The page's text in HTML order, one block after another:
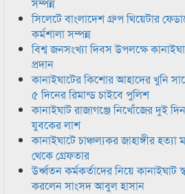
সিলেটে বাংলাদেশ গ্রুপ থিয়েটার
কর্মশালা সম্পন্ন
বিশ্ব জনসংখ্যা দিবস উপলক্ষে
প্রদান
কানাইঘাটের কিশোর আহাদের খুনি
৫ দিনের রিমান্ড চাইবে পুলিশ
কানাইঘাট রাজাগঞ্জে নিখোঁজের দুই
যুবকের লাশ
কানাইঘাটে চাঞ্চল্যকর জাহাঙ্গীর
থেকে গ্রেফতার
উর্ধ্বতন কর্মকর্তাদের নিয়ে কানাইঘাট
করলেন সাংসদ আবুল হাসান